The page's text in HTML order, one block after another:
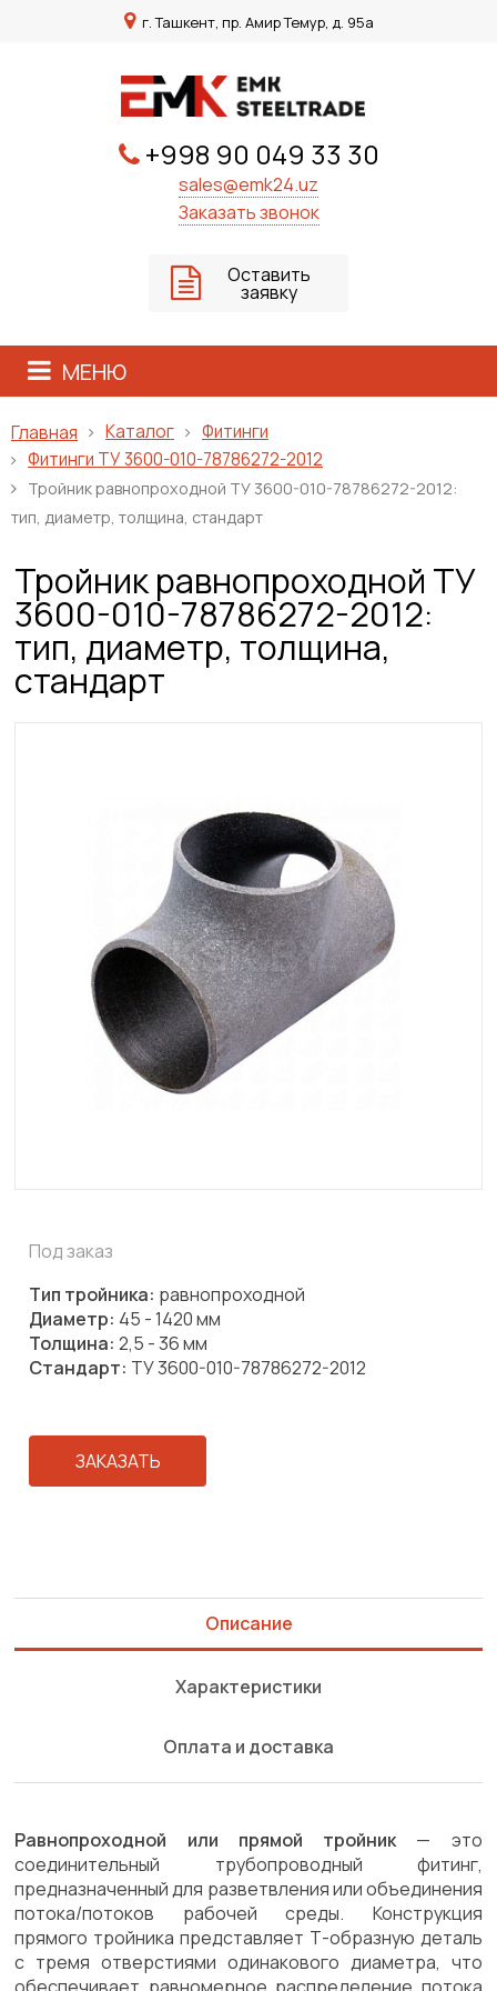
г. Ташкент, пр. Амир Темур, д. 95а
+998 90 049 33 30
sales@emk24.uz
Заказать звонок
Оставить
заявку
МЕНЮ
Главная Каталог
Фитинги
Фитинги ТУ 3600-010-78786272-2012
Тройник равнопроходной ТУ 3600-010-78786272-2012:
тип, диаметр, толщина, стандарт
Тройник равнопроходной ТУ
3600-010-78786272-2012:
тип, диаметр, толщина,
стандарт
Под заказ
Тип тройника: равнопроходной
Диаметр: 45 - 1420 мм
Толщина: 2,5 - 36 мм
Стандарт: ТУ 3600-010-78786272-2012
ЗАКАЗАТЬ
Описание
Характеристики
Оплата и доставка
Равнопроходной или прямой тройник— это
соединительный трубопроводный фитинг,
предназначенный для разветвления или объединения
потока/потоков рабочей среды. Конструкция
прямого тройника представляет Т-образную деталь
с тремя отверстиями одинакового диаметра, что